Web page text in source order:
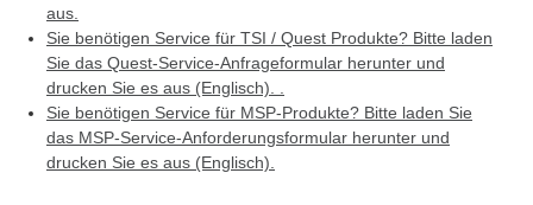
aus.
Sie benötigen Service für TSI / Quest Produkte? Bitte laden
Sie das Quest-Service-Anfrageformular herunter und
drucken Sie es aus (Englisch). .
Sie benötigen Service für MSP-Produkte? Bitte laden Sie
das MSP-Service-Anforderungsformular herunter und
drucken Sie es aus (Englisch).